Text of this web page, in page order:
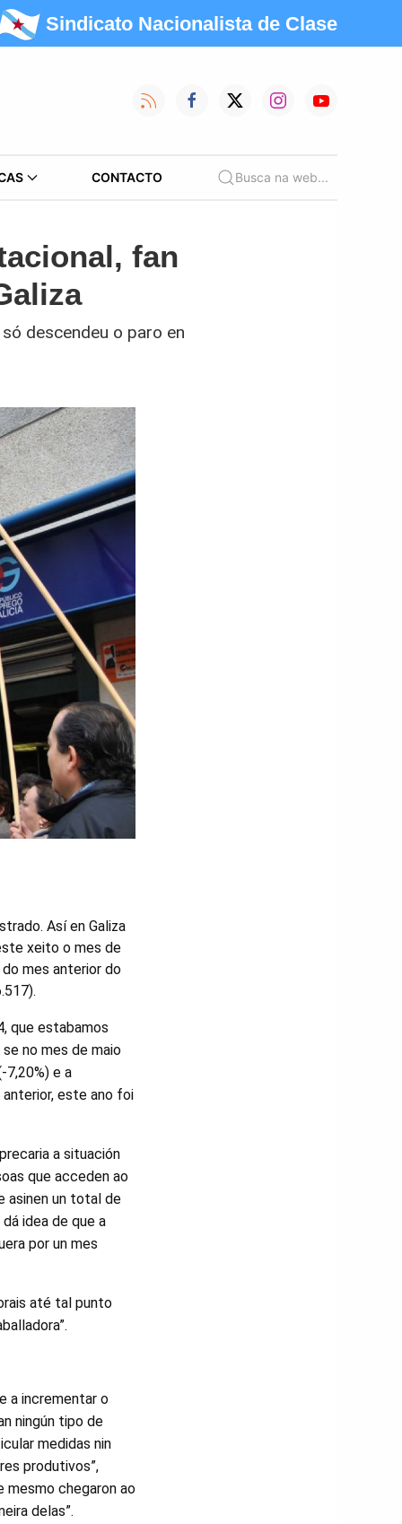
Sindicato Nacionalista de Clase
CONTACTO Busca na web...
fan
descendeu o paro en
Así en Galiza
xeito o mes de
mes anterior do
que estabamos
no mes de maio
e a
este ano foi
a situación
que acceden ao
asinen un total de
idea de que a
por un mes
até tal punto
a incrementar o
ningún tipo de
medidas nin
produtivos”,
mesmo chegaron ao
delas”.